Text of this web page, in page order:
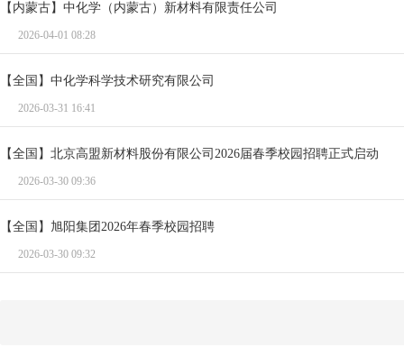
【内蒙古】中化学（内蒙古）新材料有限责任公司
2026-04-01 08:28
【全国】中化学科学技术研究有限公司
2026-03-31 16:41
【全国】北京高盟新材料股份有限公司2026届春季校园招聘正式启动
2026-03-30 09:36
【全国】旭阳集团2026年春季校园招聘
2026-03-30 09:32